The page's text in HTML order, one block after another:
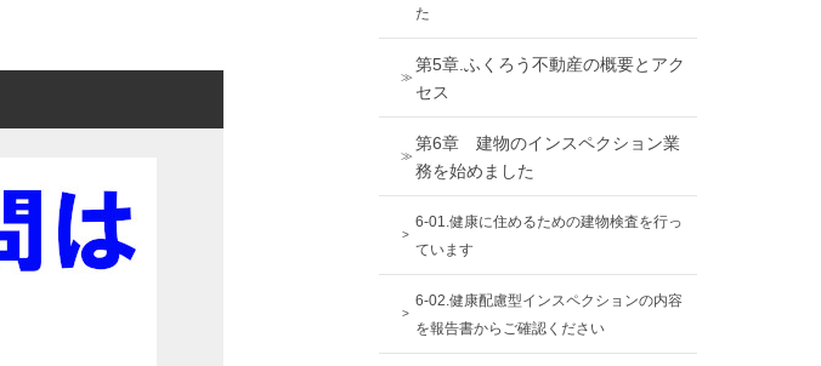
た
第5章.ふくろう不動産の概要とアク
セス
第6章 建物のインスペクション業
務を始めました
6-01.健康に住めるための建物検査を行っ
ています
6-02.健康配慮型インスペクションの内容
を報告書からご確認ください